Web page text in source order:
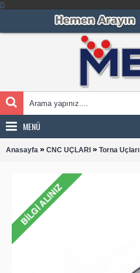
MENÜ
Anasayfa » CNC UÇLARI » Torna Uçları